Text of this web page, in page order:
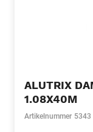
ALUTRIX
1.08X40M
Artikelnummer 5343